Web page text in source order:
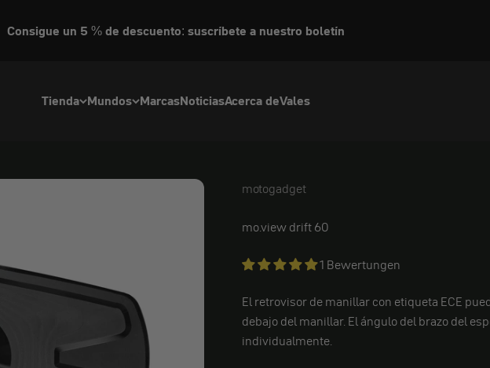
Consigue un 5 % de descuento: suscríbete a nuestro boletín
Tienda Mundos MarcasNoticiasAcerca deVales
motogadget
motogadget
mo.view drift 60
1 Bewertungen
El retrovisor de manillar con etiqueta ECE
debajo del manillar. El ángulo del brazo del
individualmente.